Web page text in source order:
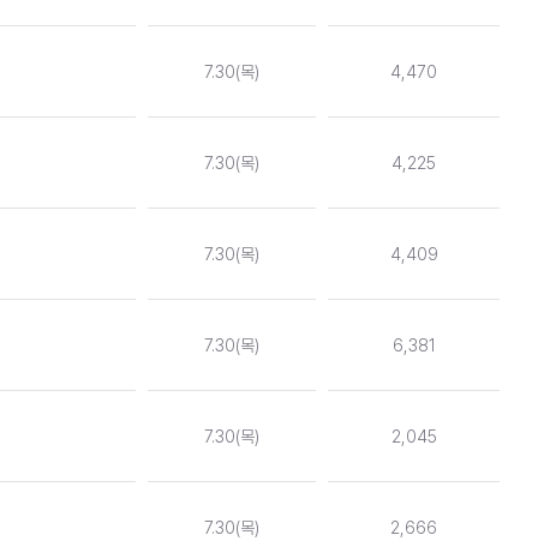
7.30(목) 4,470
7.30(목) 4,225
7.30(목) 4,409
7.30(목) 6,381
7.30(목) 2,045
7.30(목) 2,666